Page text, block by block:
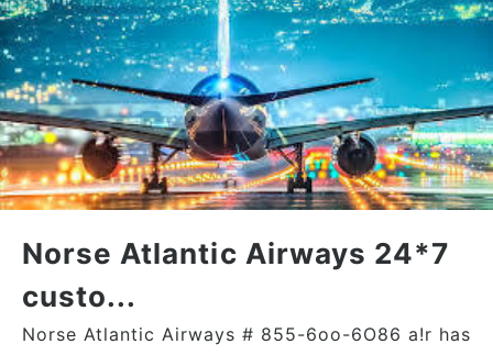
Norse Atlantic Airways 24*7
custo...
Norse Atlantic Airways # 855-6oo-6O86 a!r has